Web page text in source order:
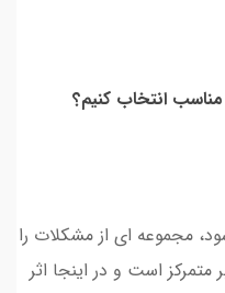
انتخاب کنیم؟
مجموعه ای از مشکلات را
متمرکز است و در اینجا اثر